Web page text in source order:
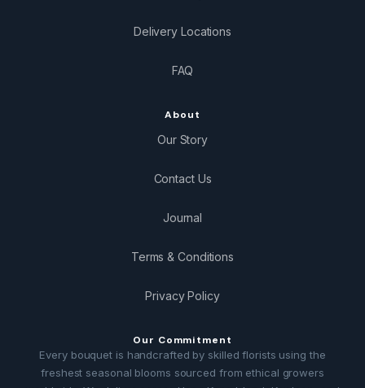
Delivery Locations
FAQ
About
Our Story
Contact Us
Journal
Terms & Conditions
Privacy Policy
Our Commitment
Every bouquet is handcrafted by skilled florists using the
freshest seasonal blooms sourced from ethical growers